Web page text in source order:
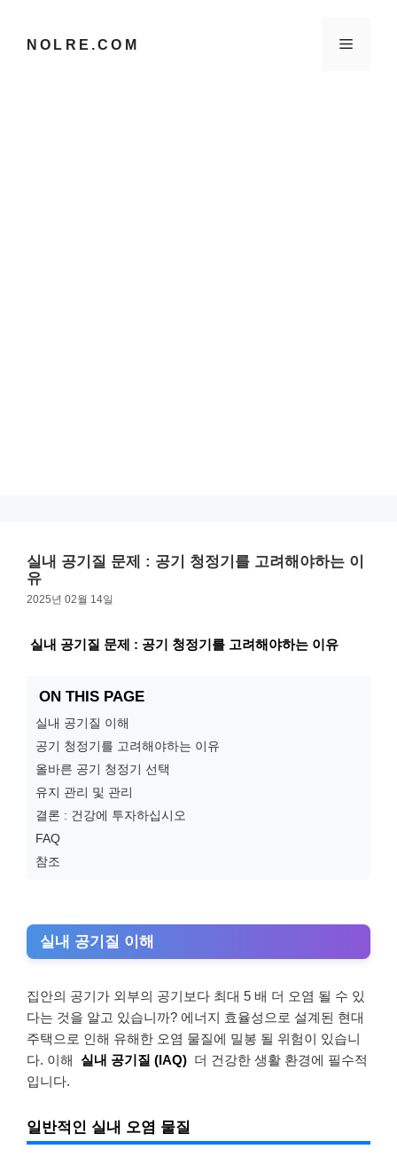
NOLRE.COM 메
실내 공기질 문제 : 공기 청정기를 고려해야하는 이
유
2025년 02월 14일
실내 공기질 문제 : 공기 청정기를 고려해야하는 이유
ON THIS PAGE
실내 공기질 이해
공기 청정기를 고려해야하는 이유
올바른 공기 청정기 선택
유지 관리 및 관리
결론 : 건강에 투자하십시오
FAQ
참조
실내 공기질 이해
집안의 공기가 외부의 공기보다 최대 5 배 더 오염 될 수 있
다는 것을 알고 있습니까? 에너지 효율성으로 설계된 현대
주택으로 인해 유해한 오염 물질에 밀봉 ​​될 위험이 있습니
다. 이해 실내 공기질 (IAQ) 더 건강한 생활 환경에 필수적
입니다.
일반적인 실내 오염 물질